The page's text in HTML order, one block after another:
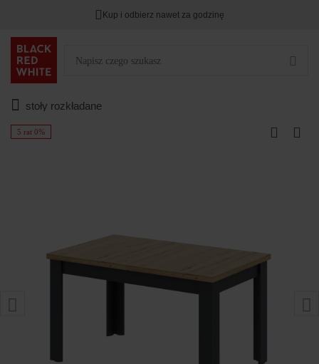
Kup i odbierz nawet za godzinę
stoły rozkładane
5 rat 0%